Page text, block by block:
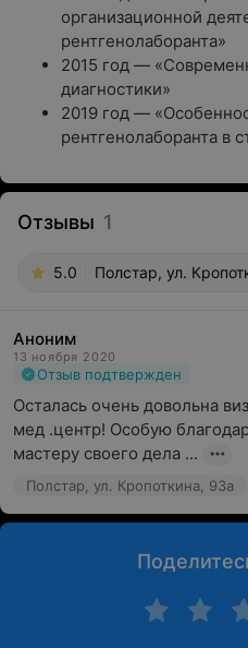
организационной
рентгенолаборанта»
2015 год —
диагностики»
2019 год —
рентгенолаборанта в
Отзывы 1
5.0 Полстар, ул.
Аноним
13 ноября 2020
Отзыв подтвержден
Осталась очень довольна
мед .центр! Особую
мастеру своего дела ...
Полстар, ул. Кропоткина, 93а